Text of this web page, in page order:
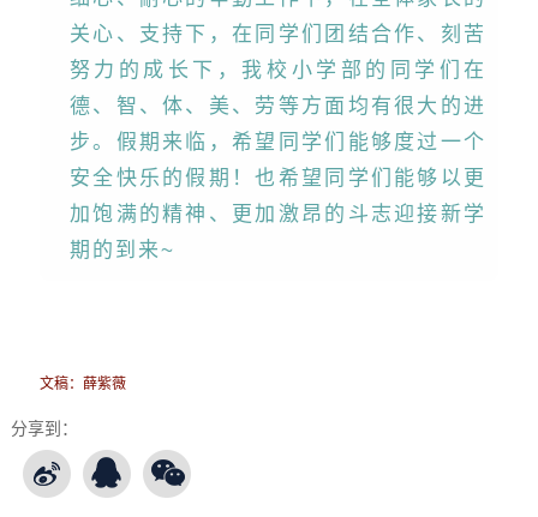
关心、支持下，在同学们团结合作、刻苦
努力的成长下，我校小学部的同学们在
德、智、体、美、劳等方面均有很大的进
步。假期来临，希望同学们能够度过一个
安全快乐的假期！也希望同学们能够以更
加饱满的精神、更加激昂的斗志迎接新学
期的到来~
文稿：薛紫薇
分享到：